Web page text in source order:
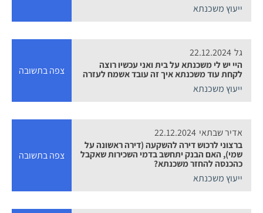
ייעוץ משכנתא
גל 22.12.2024
היי יש לי משכנתא על בית ואני עכשיו רוצה
לקחת עוד משכנתא איך זה עובד אשמח לעזרה
ייעוץ משכנתא
צפה בתשובה
אדיר שבתאי 22.12.2024
ברצוני לרכוש דירה להשקעה (דירה ראשונה על
שמי), האם הבנק יתחשב בדמי השכירות שאקבל
כהכנסה להחזר משכנתא?
ייעוץ משכנתא
צפה בתשובה